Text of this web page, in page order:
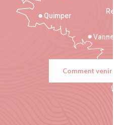
Vannes
Quimper
Comment venir ?